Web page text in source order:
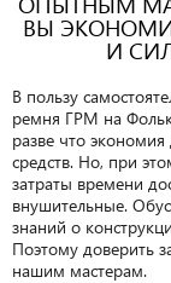
ВЫ
И
В пользу
ремня ГРМ на
разве что
средств. Но, при
затраты времени
внушительные.
знаний о
Поэтому доверить
нашим мастерам.